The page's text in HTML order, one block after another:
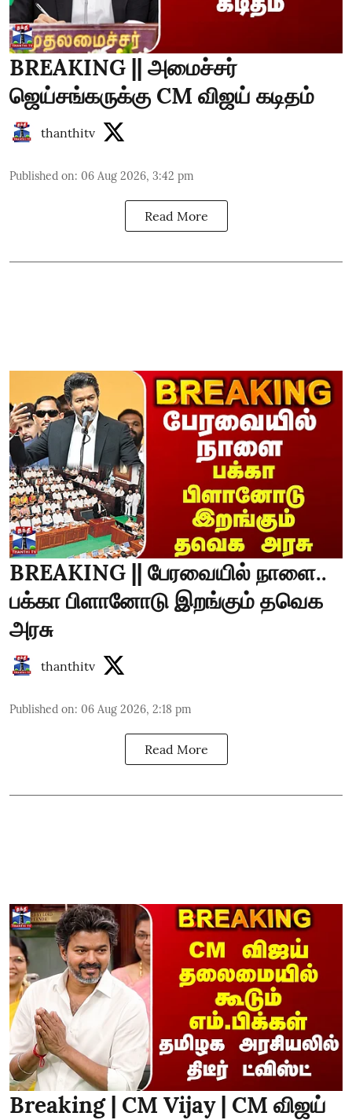
BREAKING || அமைச்சர்
ஜெய்சங்கருக்கு CM விஜய் கடிதம்
thanthitv
Published on: 06 Aug 2026, 3:42 pm
Read More
BREAKING || பேரவையில் நாளை..
பக்கா பிளானோடு இறங்கும் தவெக
அரசு
thanthitv
Published on: 06 Aug 2026, 2:18 pm
Read More
Breaking | CM Vijay | CM விஜய்